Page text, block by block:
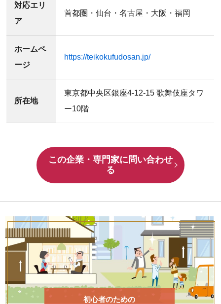
対応エリ
ア
首都圏・仙台・名古屋・大阪・福岡
ホームペ
ージ
https://teikokufudosan.jp/
所在地
東京都中央区銀座4-12-15 歌舞伎座タワ
ー10階
この企業・専門家に問い合わせ
る
初心者のための